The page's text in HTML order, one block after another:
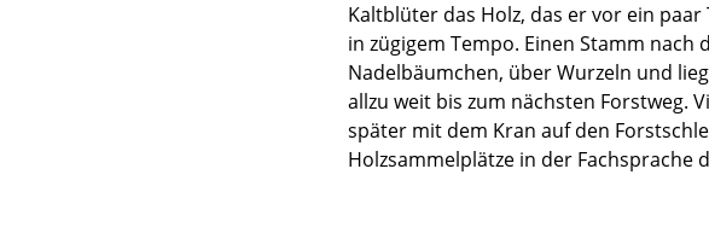
Kaltblüter das Holz, das er vor ein
in zügigem Tempo. Einen Stamm
Nadelbäumchen, über Wurzeln und
allzu weit bis zum nächsten Forstweg.
später mit dem Kran auf den
Holzsammelplätze in der Fachsprache